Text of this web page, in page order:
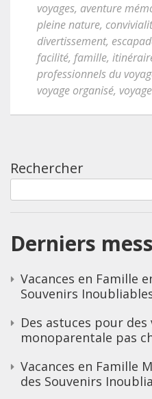
voyages, aventure
pleine nature,
divertissement,
facilité, famille,
professionnels du
voyage organisé,
Rechercher
Derniers
Vacances en Famille
Souvenirs
Des astuces pour
monoparentale pas
Vacances en Famille
des Souvenirs